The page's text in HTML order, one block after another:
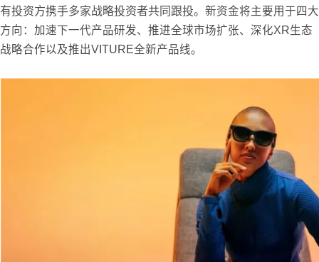
有投资方携手多家战略投资者共同跟投。 新资金将主要用于四大
方向：加速下一代产品研发、推进全球市场扩张、深化XR生态
战略合作以及推出VITURE全新产品线。